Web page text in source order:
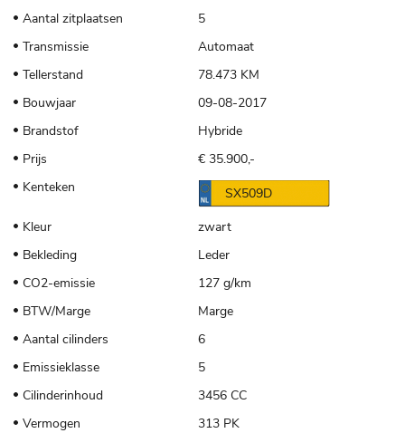
Aantal zitplaatsen
5
Transmissie
Automaat
Tellerstand
78.473 KM
Bouwjaar
09-08-2017
Brandstof
Hybride
Prijs
€ 35.900,-
Kenteken
SX509D
Kleur
zwart
Bekleding
Leder
CO2-emissie
127 g/km
BTW/Marge
Marge
Aantal cilinders
6
Emissieklasse
5
Cilinderinhoud
3456 CC
Vermogen
313 PK